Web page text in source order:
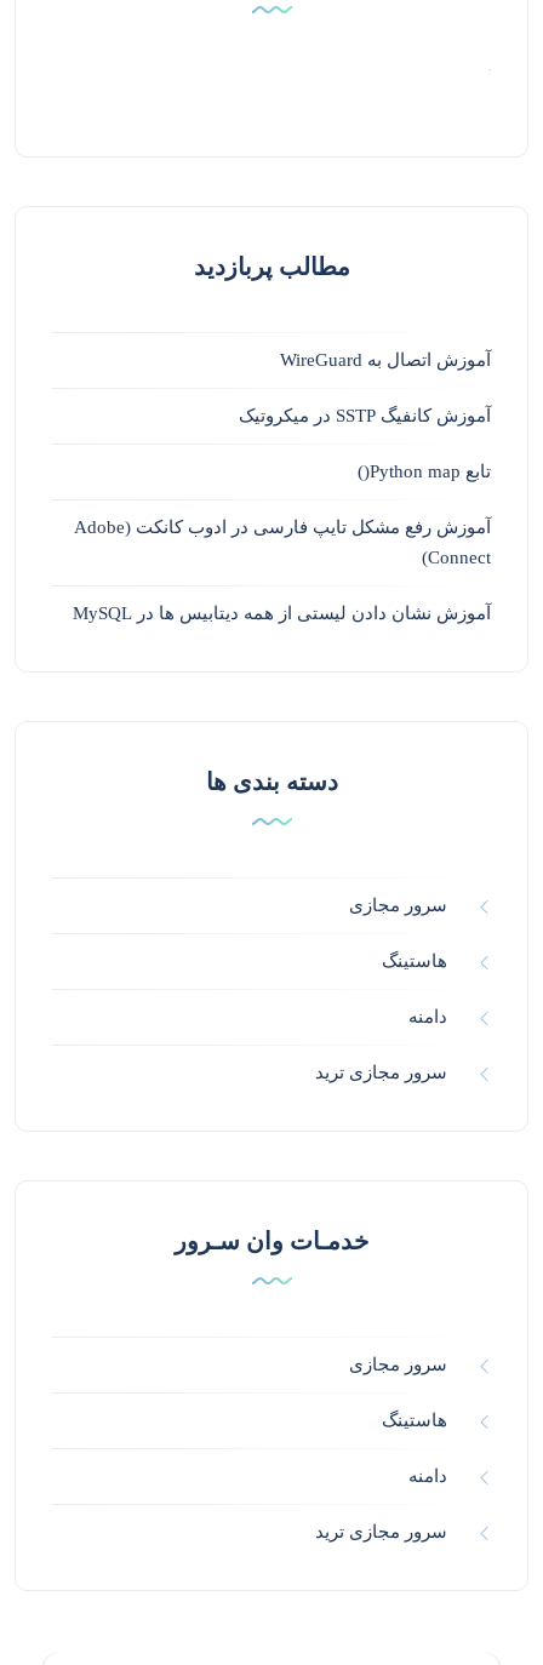
مطالب پربازدید
آموزش اتصال به WireGuard
آموزش کانفیگ SSTP در میکروتیک
تابع Python map()
آموزش رفع مشکل تایپ فارسی در ادوب کانکت (Adobe
Connect)
آموزش نشان دادن لیستی از همه دیتابیس ها در MySQL
دسته بندی ها
سرور مجازی
هاستینگ
دامنه
سرور مجازی ترید
خدمـات وان سـرور
سرور مجازی
هاستینگ
دامنه
سرور مجازی ترید